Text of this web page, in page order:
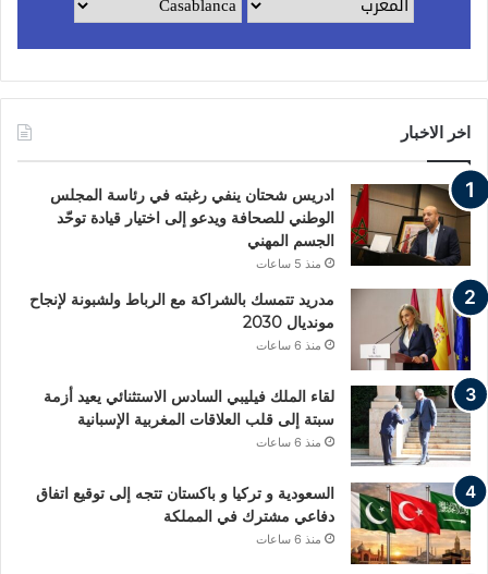
اخر الاخبار
ادريس شحتان ينفي رغبته في رئاسة المجلس
الوطني للصحافة ويدعو إلى اختيار قيادة توحّد
الجسم المهني
منذ 5 ساعات
مدريد تتمسك بالشراكة مع الرباط ولشبونة لإنجاح
مونديال 2030
منذ 6 ساعات
لقاء الملك فيليبي السادس الاستثنائي يعيد أزمة
سبتة إلى قلب العلاقات المغربية الإسبانية
منذ 6 ساعات
السعودية و تركيا و باكستان تتجه إلى توقيع اتفاق
دفاعي مشترك في المملكة
منذ 6 ساعات